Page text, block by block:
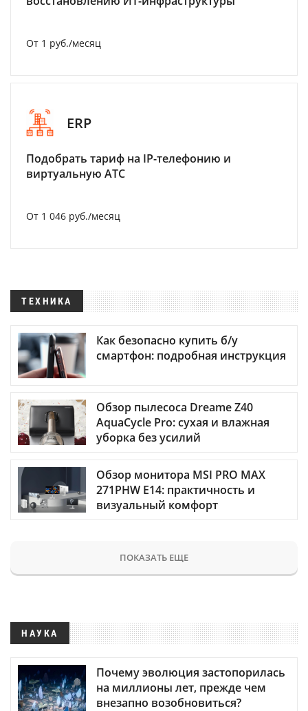
От 1 руб./месяц
ERP
Подобрать тариф на IP-телефонию и
виртуальную АТС
От 1 046 руб./месяц
ТЕХНИКА
Как безопасно купить б/у
смартфон: подробная инструкция
Обзор пылесоса Dreame Z40
AquaCycle Pro: сухая и влажная
уборка без усилий
Обзор монитора MSI PRO MAX
271PHW E14: практичность и
визуальный комфорт
ПОКАЗАТЬ ЕЩЕ
НАУКА
Почему эволюция застопорилась
на миллионы лет, прежде чем
внезапно возобновиться?